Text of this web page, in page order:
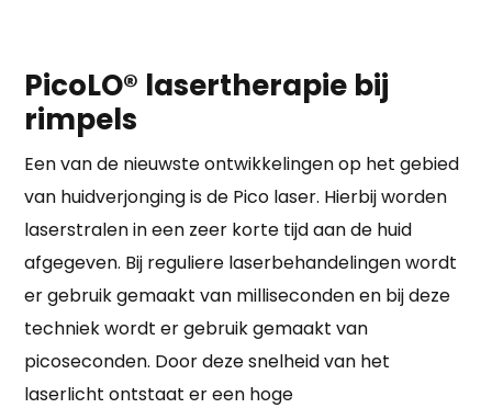
PicoLO® lasertherapie bij
rimpels
Een van de nieuwste ontwikkelingen op het gebied
van huidverjonging is de Pico laser. Hierbij worden
laserstralen in een zeer korte tijd aan de huid
afgegeven. Bij reguliere laserbehandelingen wordt
er gebruik gemaakt van milliseconden en bij deze
techniek wordt er gebruik gemaakt van
picoseconden. Door deze snelheid van het
laserlicht ontstaat er een hoge